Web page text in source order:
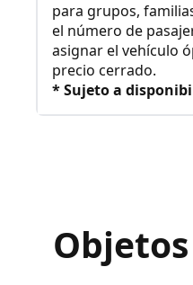
para grupos,
el número de
asignar el vehículo
precio cerrado.
* Sujeto a